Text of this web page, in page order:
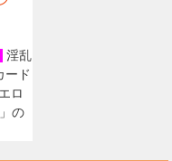
淫乱
ード
ロ
の